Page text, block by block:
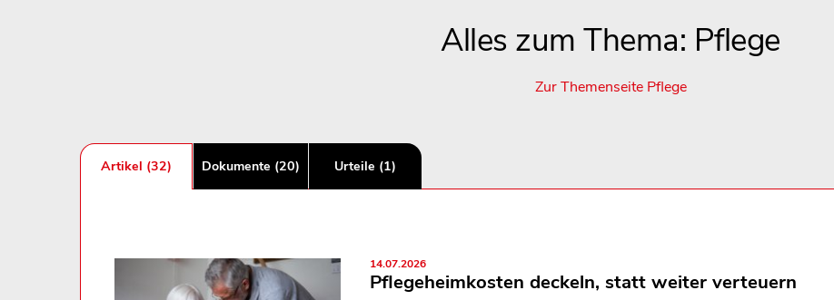
Alles zum Thema: Pflege
Zur Themenseite Pflege
Artikel (32) Dokumente (20) Urteile (1)
14.07.2026
Pflegeheimkosten deckeln, statt weiter verteuern